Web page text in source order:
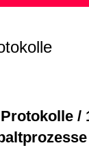
to
Protokolle/